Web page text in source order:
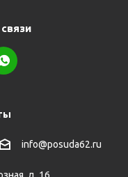
info@posuda62.ru